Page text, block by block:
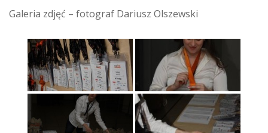
Galeria zdjęć – fotograf Dariusz Olszewski